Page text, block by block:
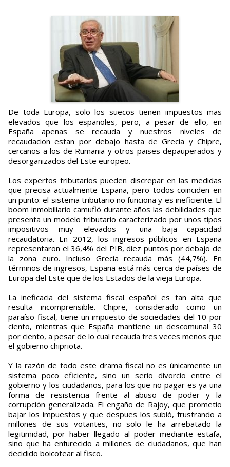
De toda Europa, solo los suecos tienen impuestos mas
elevados que los españoles, pero, a pesar de ello, en
España apenas se recauda y nuestros niveles de
recaudacion estan por debajo hasta de Grecia y Chipre,
cercanos a los de Rumania y otros paises depauperados y
desorganizados del Este europeo.
Los expertos tributarios pueden discrepar en las medidas
que precisa actualmente España, pero todos coinciden en
un punto: el sistema tributario no funciona y es ineficiente. El
boom inmobiliario camufló durante años las debilidades que
presenta un modelo tributario caracterizado por unos tipos
impositivos muy elevados y una baja capacidad
recaudatoria. En 2012, los ingresos públicos en España
representaron el 36,4% del PIB, diez puntos por debajo de
la zona euro. Incluso Grecia recauda más (44,7%). En
términos de ingresos, España está más cerca de países de
Europa del Este que de los Estados de la vieja Europa.
La ineficacia del sistema fiscal español es tan alta que
resulta incomprensible. Chipre, considerado como un
paraíso fiscal, tiene un impuesto de sociedades del 10 por
ciento, mientras que España mantiene un descomunal 30
por ciento, a pesar de lo cual recauda tres veces menos que
el gobierno chipriota.
Y la razón de todo este drama fiscal no es únicamente un
sistema poco eficiente, sino un serio divorcio entre el
gobierno y los ciudadanos, para los que no pagar es ya una
forma de resistencia frente al abuso de poder y la
corrupción generalizada. El engaño de Rajoy, que prometio
bajar los impuestos y que despues los subió, frustrando a
millones de sus votantes, no solo le ha arrebatado la
legitimidad, por haber llegado al poder mediante estafa,
sino que ha enfurecido a millones de ciudadanos, que han
decidido boicotear al fisco.